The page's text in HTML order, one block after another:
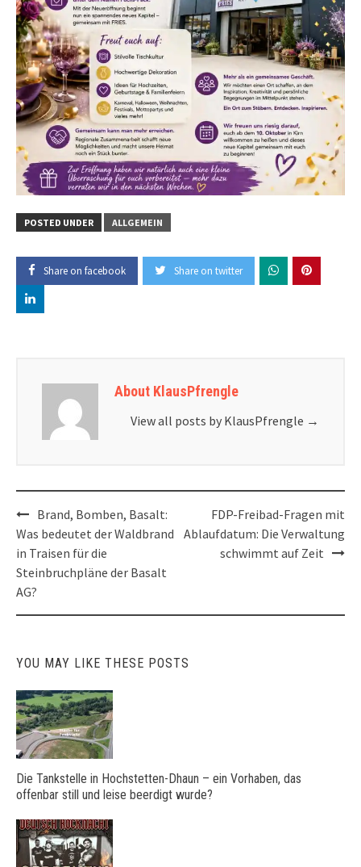
POSTED UNDER ALLGEMEIN
Share on facebook Share on twitter
About KlausPfrengle
View all posts by KlausPfrengle →
Post
navigation
Brand, Bomben, Basalt:
Was bedeutet der Waldbrand
in Traisen für die
Steinbruchpläne der Basalt
AG?
FDP-Freibad-Fragen mit
Ablaufdatum: Die Verwaltung
schwimmt auf Zeit
YOU MAY LIKE THESE POSTS
Die Tankstelle in Hochstetten-Dhaun – ein Vorhaben, das
offenbar still und leise beerdigt wurde?